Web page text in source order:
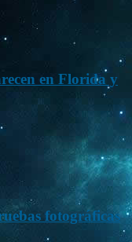
en Florida y
fotográficas